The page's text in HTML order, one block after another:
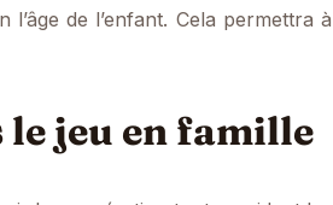
l’âge de l’enfant. Cela permettra à
jeu en famille